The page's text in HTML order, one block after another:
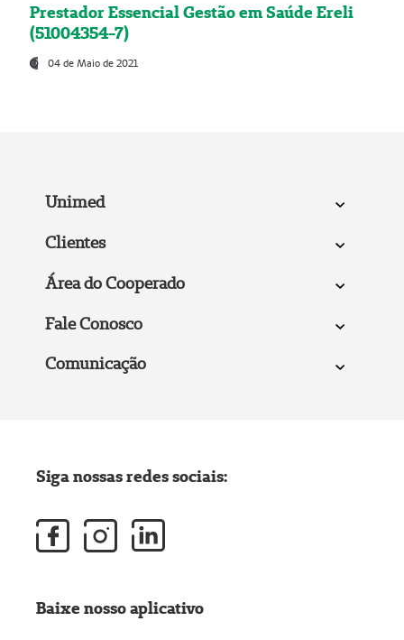
Prestador Essencial Gestão em Saúde Ereli
(51004354-7)
04 de Maio de 2021
Unimed
Clientes
Área do Cooperado
Fale Conosco
Comunicação
Siga nossas redes sociais:
Baixe nosso aplicativo